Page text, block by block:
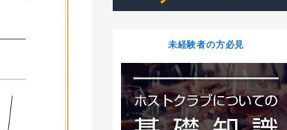
未経験者の方必見